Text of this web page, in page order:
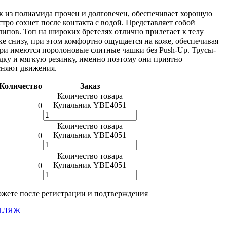
полиамида прочен и долговечен, обеспечивает хорошую
сохнет после контакта с водой. Представляет собой
Топ на широких бретелях отлично прилегает к телу
снизу, при этом комфортно ощущается на коже, обеспечивая
имеются поролоновые слитные чашки без Push-Up. Трусы-
и мягкую резинку, именно поэтому они приятно
движения.
Заказ
0
Количество товара
Купальник YBE4051
0
Количество товара
Купальник YBE4051
0
Количество товара
Купальник YBE4051
после регистрации и подтверждения